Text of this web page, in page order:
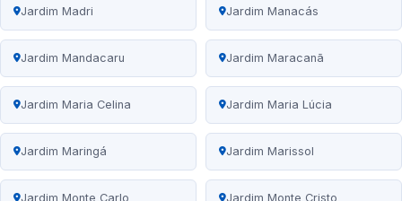
Jardim Madri Jardim Manacás
Jardim Mandacaru Jardim Maracanã
Jardim Maria Celina Jardim Maria Lúcia
Jardim Maringá Jardim Marissol
Jardim Monte Carlo Jardim Monte Cristo